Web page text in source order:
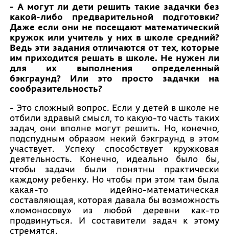
- А могут ли дети решить такие задачки без
какой-либо предварительной подготовки?
Даже если они не посещают математический
кружок или учитель у них в школе средний?
Ведь эти задания отличаются от тех, которые
им приходится решать в школе. Не нужен ли
для их выполнения определенный
бэкграунд? Или это просто задачки на
сообразительность?
- Это сложный вопрос. Если у детей в школе не
отбили здравый смысл, то какую-то часть таких
задач, они вполне могут решить. Но, конечно,
подспудным образом некий бэкграунд в этом
участвует. Успеху способствует кружковая
деятельность. Конечно, идеально было бы,
чтобы задачи были понятны практически
каждому ребенку. Но чтобы при этом там была
какая-то идейно-математическая
составляющая, которая давала бы возможность
«ломоносову» из любой деревни как-то
продвинуться. И составители задач к этому
стремятся.